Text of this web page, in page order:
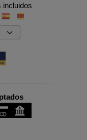
incluidos